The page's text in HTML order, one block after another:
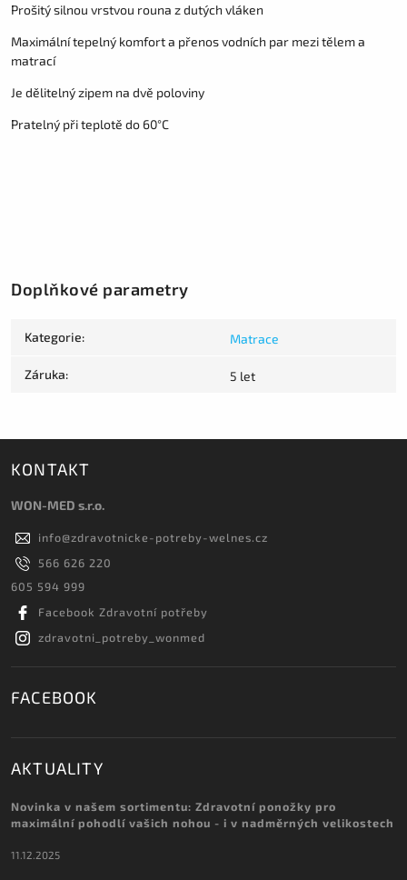
Prošitý silnou vrstvou rouna z dutých vláken
Maximální tepelný komfort a přenos vodních par mezi tělem a
matrací
Je dělitelný zipem na dvě poloviny
Pratelný při teplotě do 60°C
Doplňkové parametry
Kategorie: Matrace
Záruka: 5 let
KONTAKT
WON-MED s.r.o.
info@zdravotnicke-potreby-welnes.cz
566 626 220
605 594 999
Facebook Zdravotní potřeby
zdravotni_potreby_wonmed
FACEBOOK
AKTUALITY
Novinka v našem sortimentu: Zdravotní ponožky pro
maximální pohodlí vašich nohou - i v nadměrných velikostech
11.12.2025